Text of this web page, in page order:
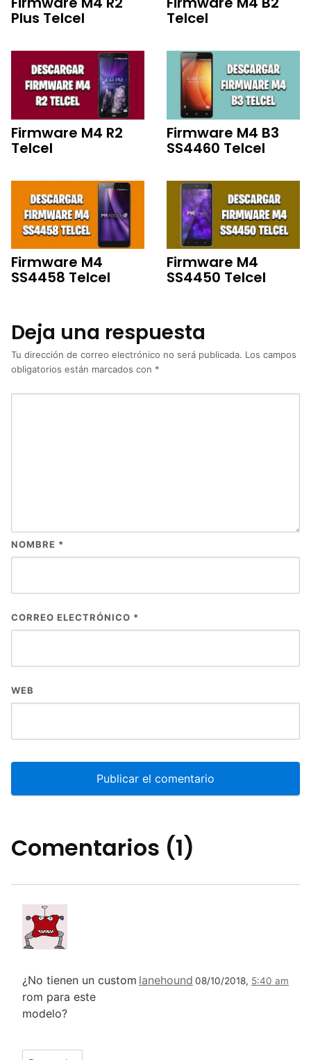
Plus Telcel Telcel
Firmware M4 R2
Telcel
Firmware M4 B3
SS4460 Telcel
Firmware M4
SS4458 Telcel
Firmware M4
SS4450 Telcel
Deja una respuesta
Tu dirección de correo electrónico no será publicada. Los campos
obligatorios están marcados con *
NOMBRE *
CORREO ELECTRÓNICO *
WEB
Comentarios (1)
lanehound 08/10/2018, 5:40 am
¿No tienen un custom
rom para este
modelo?